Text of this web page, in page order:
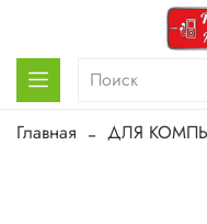
Главная ДЛЯ